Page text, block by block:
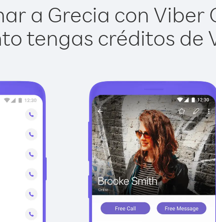
a Grecia con Viber
tengas créditos de